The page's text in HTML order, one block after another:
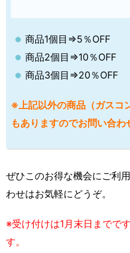
商品1個目⇒5％OFF
商品2個目⇒10％OFF
商品3個目⇒20％OFF
※上記以外の商品（ガスコ
もありますのでお問い合わ
ぜひこのお得な機会にご利
わせはお気軽にどうぞ。
※受け付けは1月末日までで
す。